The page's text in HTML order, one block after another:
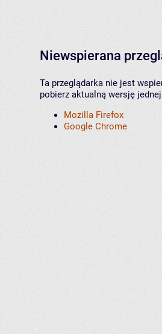
Niewspierana
Ta przeglądarka nie jest
pobierz aktualną wersję
Mozilla Firefox
Google Chrome